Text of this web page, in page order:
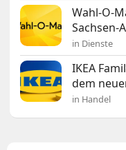
Wahl-O-
Sachsen-
in Dienste
IKEA
dem
in Handel